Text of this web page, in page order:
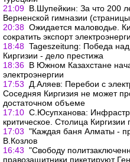
21:09 В.Шупейкин: За что 200
Верненской гимназии
20:38 Ожидается маловодье.
сократить экспорт
18:48 Tageszeitung: Победа
Киргизии - дело престижа
18:36 В Южном Казахстане
электроэнергии
17:53
Д.Аляев: Перебои с
Соседняя Киргизия не может
достаточном объеме
17:10 С.Юсупханова:
критическое. Столица Киргизии
17:03 "Каждая баня Алматы -
В.Козлов
16:43 "Свободу
правозащитники пикетируют